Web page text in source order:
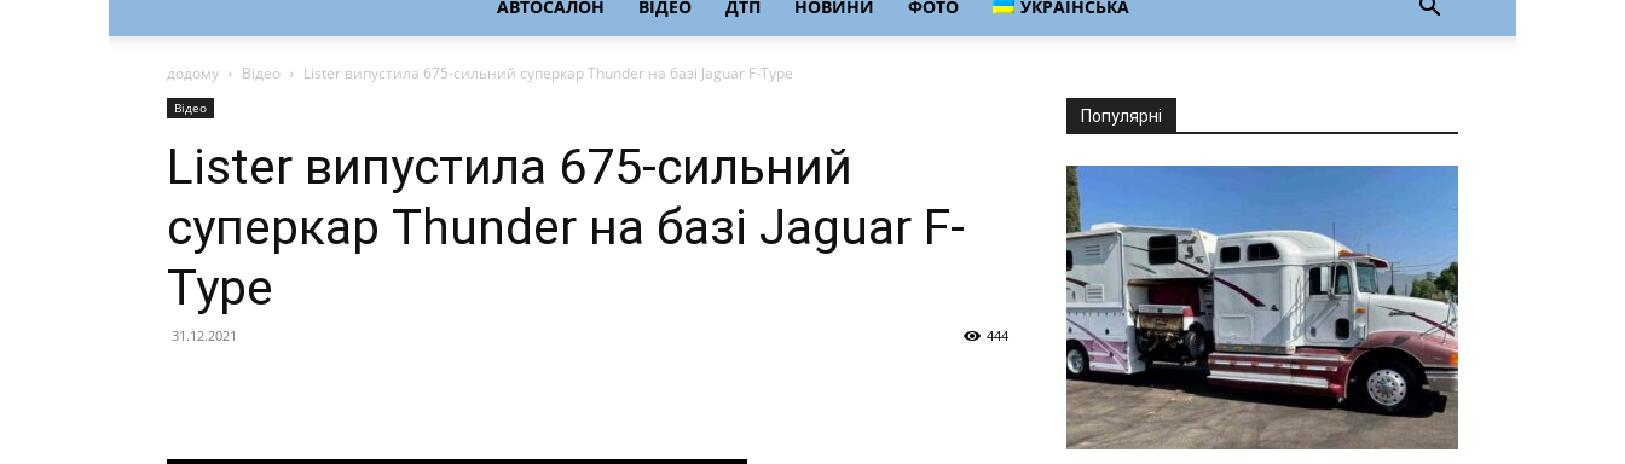
АВТОСАЛОН ВІДЕО ДТП НОВИНИ ФОТО УКРАЇНСЬКА
додому Відео Lister випустила 675-сильний суперкар Thunder на базі Jaguar F-Type
Відео
Lister випустила 675-сильний
суперкар Thunder на базі Jaguar F-
Type
31.12.2021 444
Популярні